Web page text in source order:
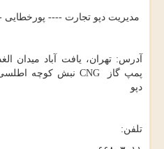
مدیریت دپو تجارت ---- پورخطایی ----
آدرس: تهران، یافت آباد میدان
پمپ گازCNG نبش کوچه اطلسی
دپو
تلفن: